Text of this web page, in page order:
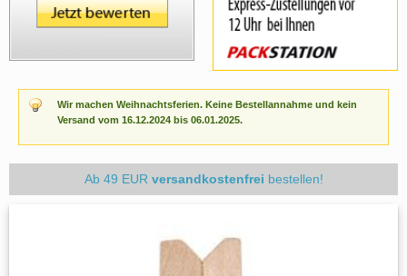
Wir machen Weihnachtsferien. Keine Bestellannahme und kein
Versand vom 16.12.2024 bis 06.01.2025.
Ab 49 EUR versandkostenfrei bestellen!